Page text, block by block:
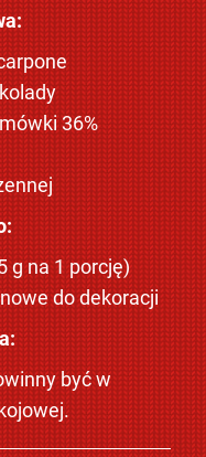
36%
g na 1 porcję)
do dekoracji
być w